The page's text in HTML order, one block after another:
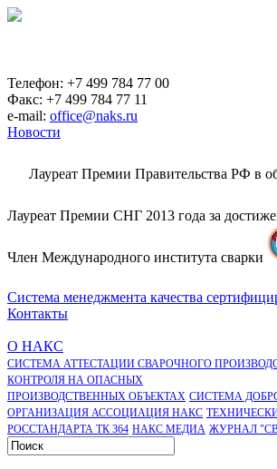
Телефон: +7 499 784 77 00
Факс: +7 499 784 77 11
e-mail: office@naks.ru
Новости
Лауреат Премии Правительства РФ в
Лауреат Премии СНГ 2013 года за
Член Международного института сварки
Система менеджмента качества
Контакты
О НАКС
СИСТЕМА АТТЕСТАЦИИ СВАРОЧНОГО
КОНТРОЛЯ НА ОПАСНЫХ
ПРОИЗВОДСТВЕННЫХ ОБЪЕКТАХ СИСТЕМА
ОРГАНИЗАЦИЯ АССОЦИАЦИЯ НАКС
РОССТАНДАРТА ТК 364 НАКС МЕДИА ЖУРНАЛ